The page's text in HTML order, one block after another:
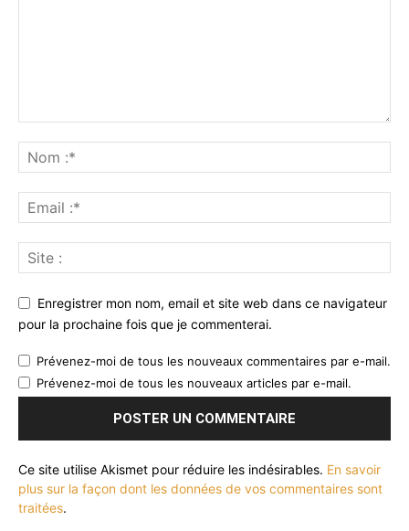
Enregistrer mon nom, email et site web dans ce navigateur
pour la prochaine fois que je commenterai.
Prévenez-moi de tous les nouveaux commentaires par e-mail.
Prévenez-moi de tous les nouveaux articles par e-mail.
Ce site utilise Akismet pour réduire les indésirables. En savoir
plus sur la façon dont les données de vos commentaires sont
traitées.